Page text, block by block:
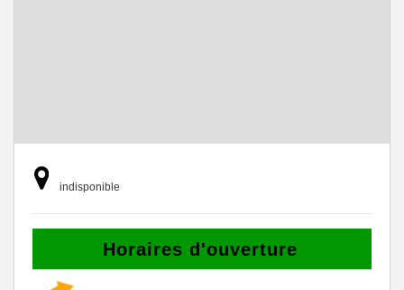
indisponible
Horaires d'ouverture